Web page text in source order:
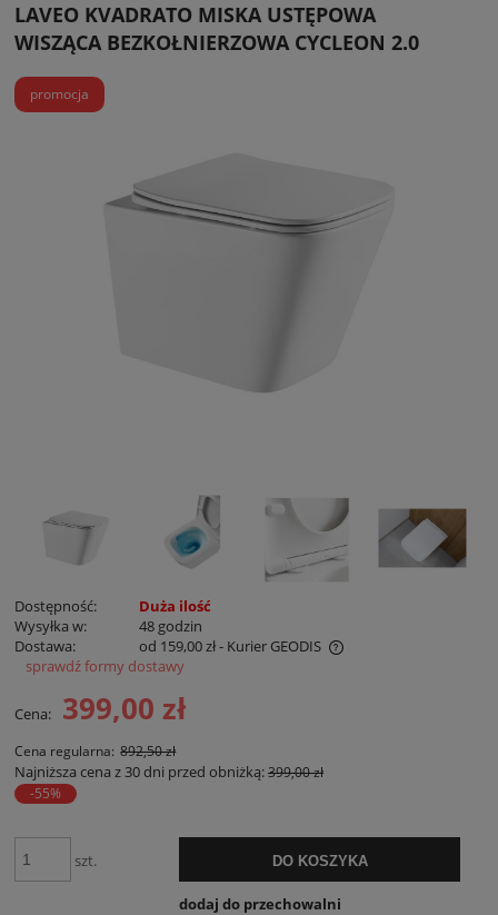
LAVEO KVADRATO MISKA USTĘPOWA
WISZĄCA BEZKOŁNIERZOWA CYCLEON 2.0
promocja
Dostępność:
Duża ilość
Wysyłka w:
48 godzin
Dostawa:
od 159,00 zł- Kurier GEODIS
Cena nie zawiera ewentualnych kosztów płatności
sprawdź formy dostawy
Cena: 399,00 zł
Cena regularna: 892,50 zł
Najniższa cena z 30 dni przed obniżką:399,00 zł
-55%
szt. DO KOSZYKA
dodaj do przechowalni